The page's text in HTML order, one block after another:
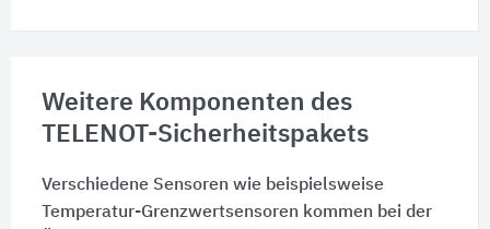
Weitere Komponenten des
TELENOT-Sicherheitspakets
Verschiedene Sensoren wie beispielsweise
Temperatur-Grenzwertsensoren kommen bei der